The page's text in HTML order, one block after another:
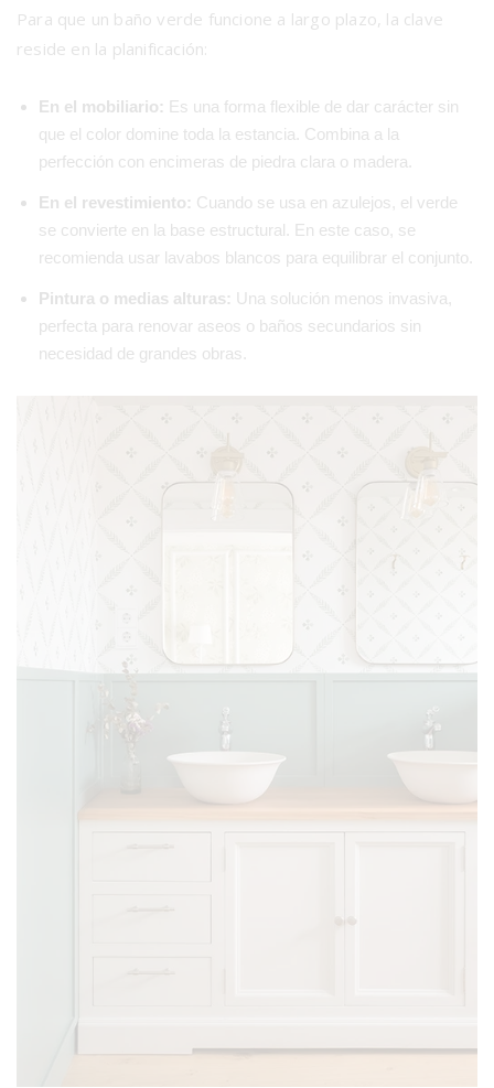
Para que un baño verde funcione a largo plazo, la clave
reside en la planificación:
En el mobiliario: Es una forma flexible de dar carácter sin
que el color domine toda la estancia. Combina a la
perfección con encimeras de piedra clara o madera.
En el revestimiento: Cuando se usa en azulejos, el verde
se convierte en la base estructural. En este caso, se
recomienda usar lavabos blancos para equilibrar el conjunto.
Pintura o medias alturas: Una solución menos invasiva,
perfecta para renovar aseos o baños secundarios sin
necesidad de grandes obras.